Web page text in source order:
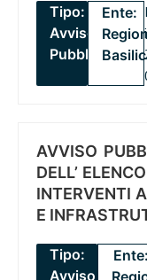
Tipo:
Avviso
Pubblico
Ente:
AVVISO
DELL’
INTERVENTI
E
Tipo:
Avviso
Ente: